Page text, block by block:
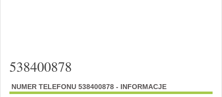
538400878
NUMER TELEFONU 538400878 - INFORMACJE